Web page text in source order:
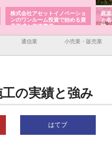
株式会社アセットイノベーショ
ンのワンルーム投資で始める資
産形成と老後準備
庭
と
間
通信業 小売業・販売業
の実績と強み
はてブ